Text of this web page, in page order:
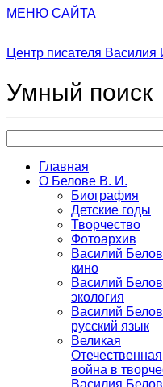
МЕНЮ САЙТА
Центр писателя
Умный поиск
Главная
О Белове В. И.
Биография
Детские годы
Творчество
Фотоархив
Василий
кино
Василий
экология
Василий
русский язык
Великая
Отечественная
война в
Василия